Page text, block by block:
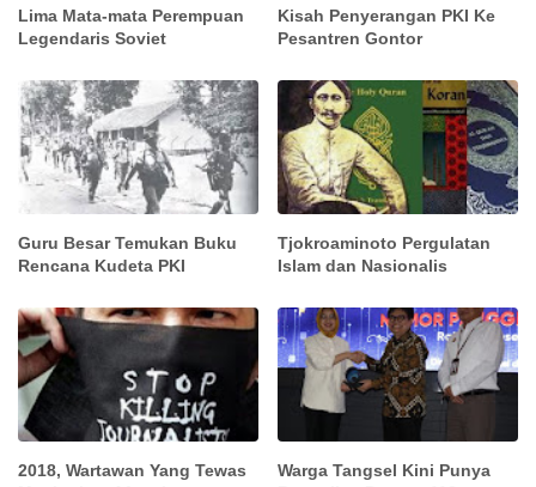
Lima Mata-mata Perempuan
Legendaris Soviet
Kisah Penyerangan PKI Ke
Pesantren Gontor
Guru Besar Temukan Buku
Rencana Kudeta PKI
Tjokroaminoto Pergulatan
Islam dan Nasionalis
2018, Wartawan Yang Tewas
Warga Tangsel Kini Punya